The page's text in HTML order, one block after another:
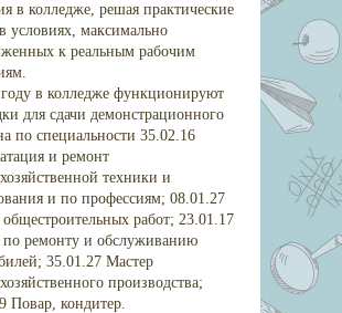
в колледже, решая практические
условиях, максимально
к реальным рабочим
в колледже функционируют
для сдачи демонстрационного
по специальности 35.02.16
и ремонт
техники и
и по профессиям; 08.01.27
работ; 23.01.17
по ремонту и обслуживанию
35.01.27 Мастер
производства;
Повар, кондитер.